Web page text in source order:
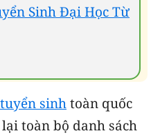
Sinh Đại Học Từ
sinhtoàn quốc
toàn bộ danh sách